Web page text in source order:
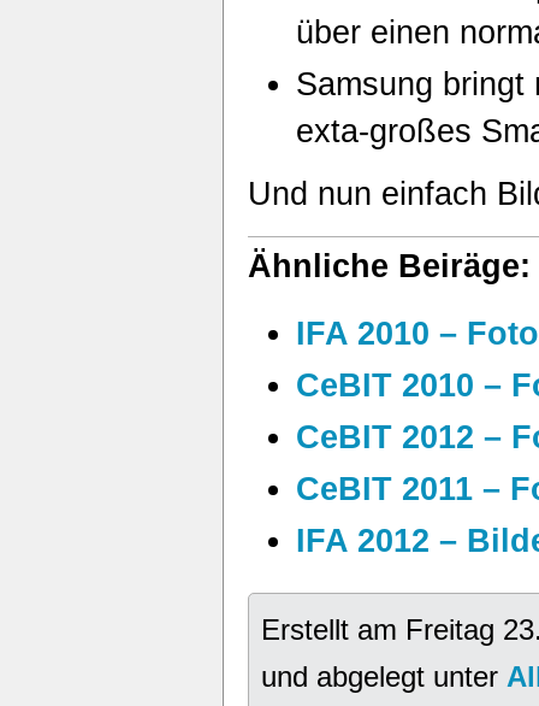
über einen
Samsung bringt
exta-großes
Und nun einfach
Ähnliche Beiräge:
IFA 2010 –
CeBIT 2010 –
CeBIT 2012 –
CeBIT 2011 –
IFA 2012 –
Erstellt am Freitag
und abgelegt unter